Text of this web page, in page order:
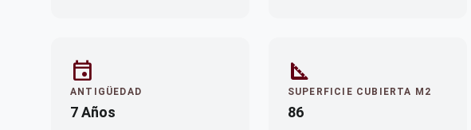
event
ANTIGÜEDAD
7 Años
square_foot
SUPERFICIE CUBIERTA M2
86